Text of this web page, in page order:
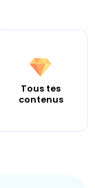
Tous tes
contenus